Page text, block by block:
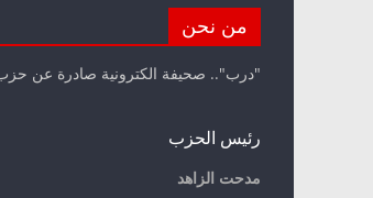
من نحن
"درب".. صحيفة الكترونية صادرة عن حزب
رئيس الحزب
مدحت الزاهد